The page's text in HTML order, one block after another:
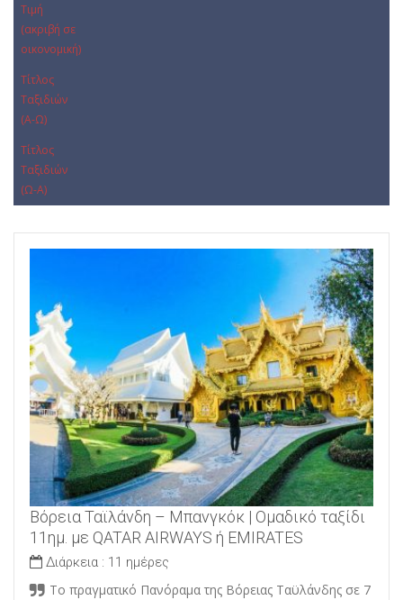
Τιμή
(ακριβή σε
οικονομική)
Τίτλος
Ταξιδιών
(Α-Ω)
Τίτλος
Ταξιδιών
(Ω-Α)
Βόρεια Ταϊλάνδη – Μπανγκόκ | Ομαδικό ταξίδι
11ημ. με QATAR AIRWAYS ή EMIRATES
Διάρκεια : 11 ημέρες
Το πραγματικό Πανόραμα της Βόρειας Ταϋλάνδης σε 7